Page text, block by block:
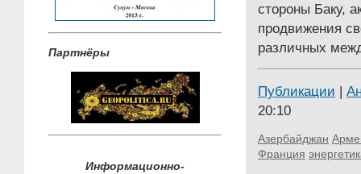
Партнёры
Информационно-
стороны Баку,
продвижения
различных
Публикации |
20:10
Азербайджан
Франция